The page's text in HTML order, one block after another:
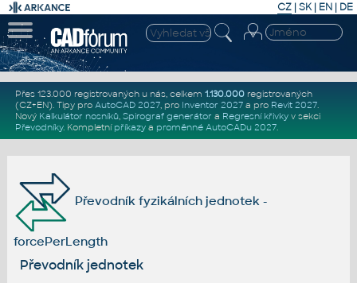
CZ | SK| EN | DE
Přes 123.000 registrovaných u nás, celkem 1.130.000registrovaných
(CZ+EN). Tipy pro AutoCAD 2027, pro Inventor 2027a pro Revit 2027.
Nový Kalkulátor nosníků, Spirograf generátor a Regresní křivkyv sekci
Převodníky. Kompletní příkazya proměnné AutoCADu 2027.
Převodník fyzikálních jednotek -
forcePerLength
Převodník jednotek